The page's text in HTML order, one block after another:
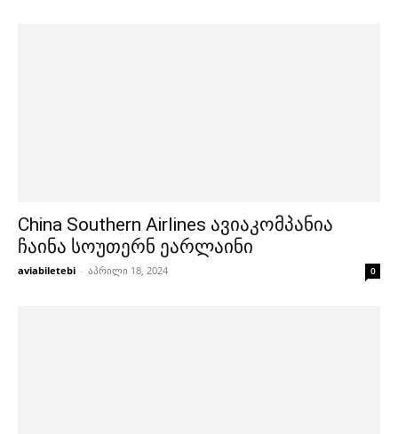
China Southern Airlines ავიაკომპანია
ჩაინა სოუთერნ ეარლაინი
aviabiletebi - აპრილი 18, 2024 0